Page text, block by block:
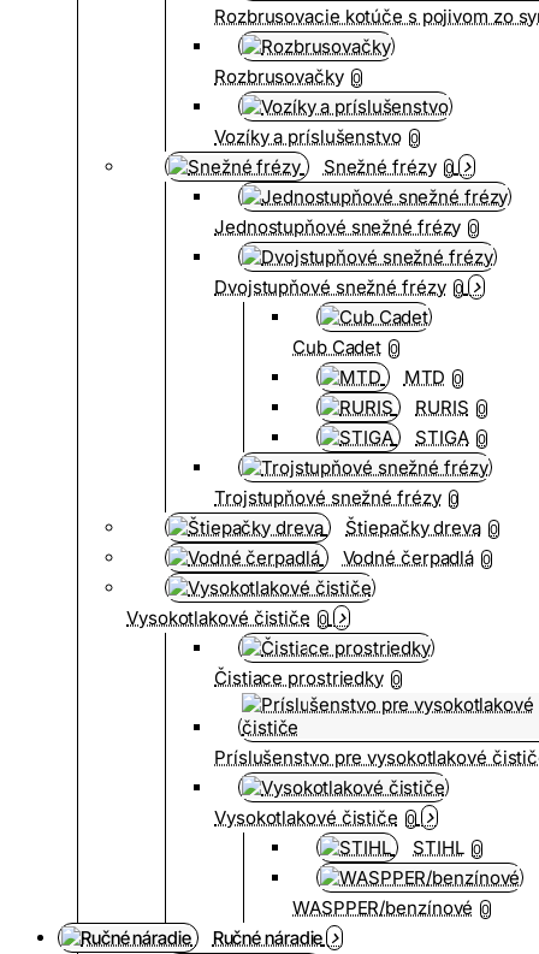
Rozbrusovacie kotúče s pojivom zo
Rozbrusovačky 0
Vozíky a príslušenstvo 0
Snežné frézy 0
Jednostupňové snežné frézy 0
Dvojstupňové snežné frézy 0
Cub Cadet 0
MTD 0
RURIS 0
STIGA 0
Trojstupňové snežné frézy 0
Štiepačky dreva 0
Vodné čerpadlá 0
Vysokotlakové čističe 0
Čistiace prostriedky 0
Príslušenstvo pre vysokotlakové
Vysokotlakové čističe 0
STIHL 0
WASPPER/benzínové 0
Ručné náradie